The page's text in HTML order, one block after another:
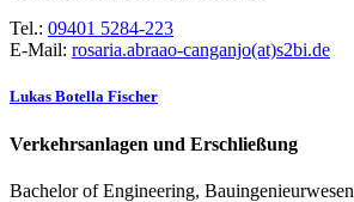
Tel.: 09401 5284-223
E-Mail: rosaria.abraao-canganjo(at)s2bi.de
Lukas Botella Fischer
Verkehrsanlagen und Erschließung
Bachelor of Engineering, Bauingenieurwesen